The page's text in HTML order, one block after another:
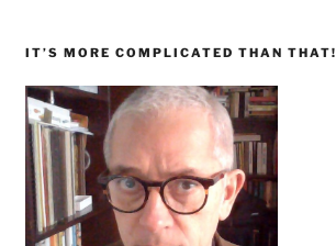
IT’S MORE COMPLICATED THAN THAT!